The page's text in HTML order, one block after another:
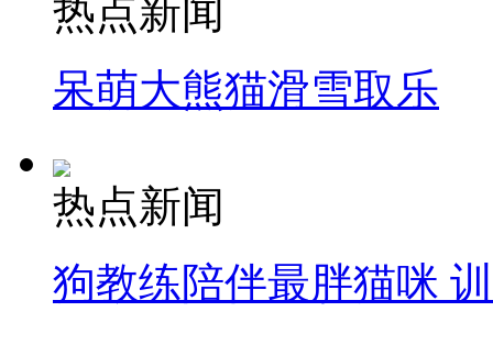
热点新闻
呆萌大熊猫滑雪取乐
热点新闻
狗教练陪伴最胖猫咪